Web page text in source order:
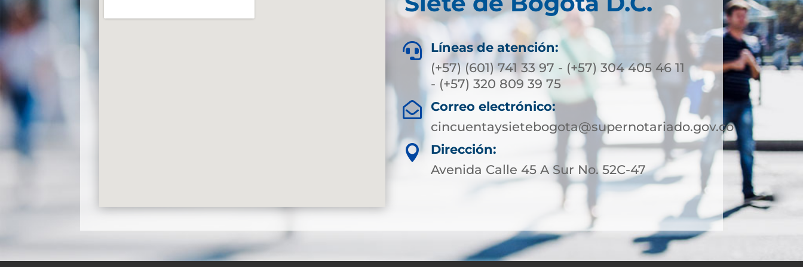

Líneas de atención:
(+57) (601) 741 33 97 - (+57) 304 405 46 11
- (+57) 320 809 39 75

Correo electrónico:
cincuentaysietebogota@supernotariado.gov.co

Dirección:
Avenida Calle 45 A Sur No. 52C-47